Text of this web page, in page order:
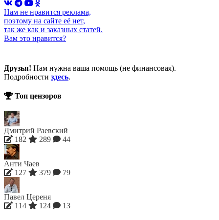
Нам не нравится реклама,
поэтому на сайте её нет,
так же как и заказных статей.
Вам это нравится?
Друзья! Нам нужна ваша помощь (не финансовая).
Подробности здесь.
Топ цензоров
Дмитрий Раевский
182
289 44
Анти Чаев
127
379 79
Павел Цереня
114
124 13